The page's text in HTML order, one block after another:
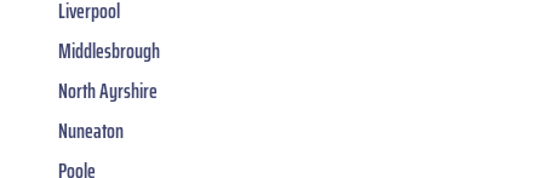
Liverpool
Middlesbrough
North Ayrshire
Nuneaton
Poole